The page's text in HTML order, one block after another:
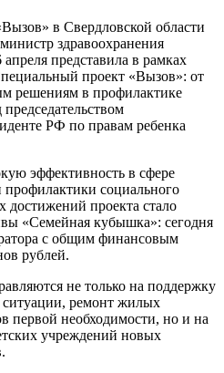
в Свердловской области
здравоохранения
представила в рамках
проект «Вызов»: от
решениям в профилактике
РФ по правам ребенка
эффективность в сфере
социального
проекта стало
«Семейная кубышка»: сегодня
с общим финансовым
рублей.
не только на поддержку
ремонт жилых
первой необходимости, но и на
учреждений новых